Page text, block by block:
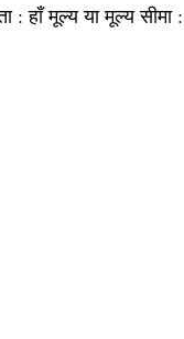
:हाँ मूल्य या मूल्य सीमा :